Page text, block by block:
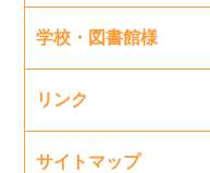
学校・図書館様
リンク
サイトマップ